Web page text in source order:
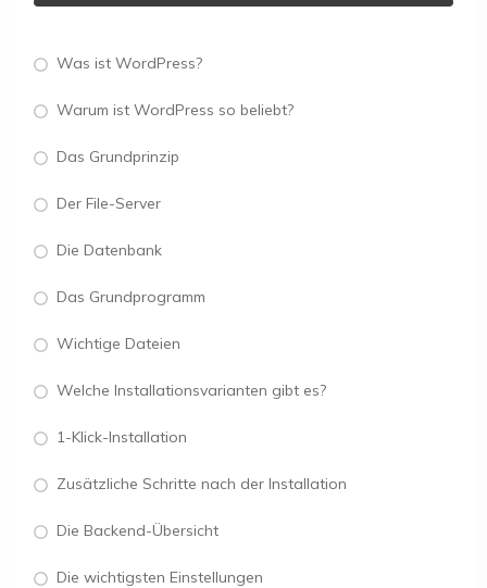
Was ist WordPress?
Warum ist WordPress so beliebt?
Das Grundprinzip
Der File-Server
Die Datenbank
Das Grundprogramm
Wichtige Dateien
Welche Installationsvarianten gibt es?
1-Klick-Installation
Zusätzliche Schritte nach der Installation
Die Backend-Übersicht
Die wichtigsten Einstellungen